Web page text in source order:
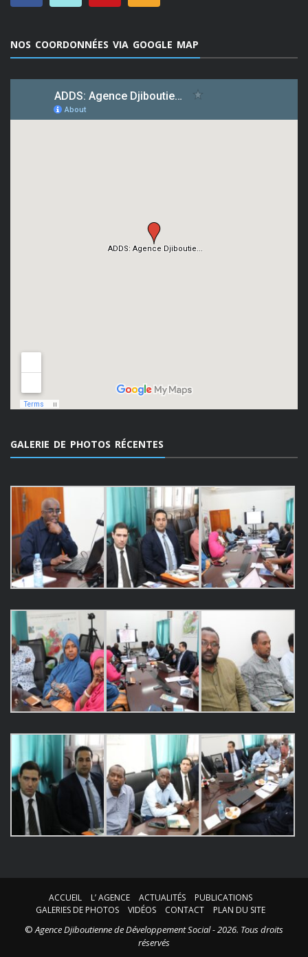
NOS COORDONNÉES VIA GOOGLE MAP
GALERIE DE PHOTOS RÉCENTES
ACCUEIL L’ AGENCE ACTUALITÉS
PUBLICATIONS
GALERIES DE PHOTOS
VIDÉOS CONTACT PLAN DU SITE
©Agence Djiboutienne de Développement Social - 2026. Tous droits
réservés